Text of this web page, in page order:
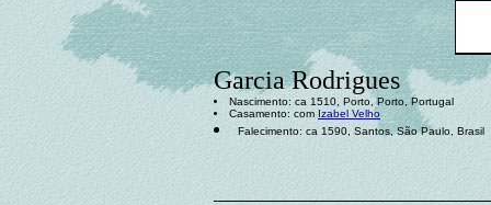
Garcia Rodrigues
Nascimento: ca 1510, Porto, Porto, Portugal
Casamento: com Izabel Velho
Falecimento: ca 1590, Santos, São Paulo, Brasil